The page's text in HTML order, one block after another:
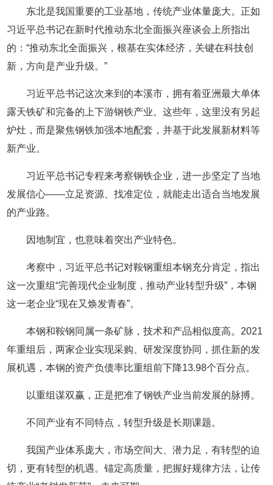
东北是我国重要的工业基地，传统产业体量庞大。正如
习近平总书记在新时代推动东北全面振兴座谈会上所指出
的：“推动东北全面振兴，根基在实体经济，关键在科技创
新，方向是产业升级。”
习近平总书记这次来到的本溪市，拥有着亚洲最大单体
露天铁矿和完备的上下游钢铁产业。这些年，这里没有另起
炉灶，而是聚焦钢铁加强本地配套，并基于此发展新材料等
新产业。
习近平总书记专程来考察钢铁企业，进一步坚定了当地
发展信心——立足资源、找准定位，就能走出适合当地发展
的产业路。
因地制宜，也意味着突出产业特色。
考察中，习近平总书记对鞍钢重组本钢充分肯定，指出
这一次重组“完善现代企业制度，推动产业转型升级”，本钢
这一老企业“现在又焕发青春”。
本钢和鞍钢同属一条矿脉，技术和产品相似度高。2021
年重组后，两家企业实现采购、研发深度协同，抓住新的发
展机遇，本钢的资产负债率比重组前下降13.98个百分点。
以重组谋双赢，正是把准了钢铁产业当前发展的脉搏。
不同产业有不同特点，转型升级是长期课题。
我国产业体系庞大，市场空间大、潜力足，有转型的迫
切，更有转型的机遇。锚定高质量，把握好规律方法，让传